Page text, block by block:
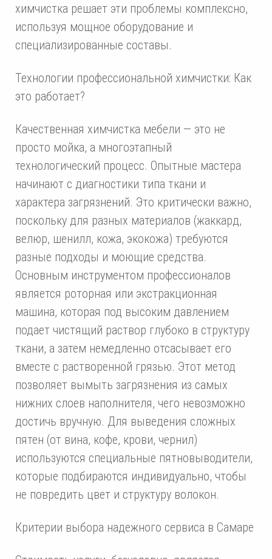
химчистка решает эти проблемы комплексно,
используя мощное оборудование и
специализированные составы.
Технологии профессиональной химчистки: Как
это работает?
Качественная химчистка мебели — это не
просто мойка, а многоэтапный
технологический процесс. Опытные мастера
начинают с диагностики типа ткани и
характера загрязнений. Это критически важно,
поскольку для разных материалов (жаккард,
велюр, шенилл, кожа, экокожа) требуются
разные подходы и моющие средства.
Основным инструментом профессионалов
является роторная или экстракционная
машина, которая под высоким давлением
подает чистящий раствор глубоко в структуру
ткани, а затем немедленно отсасывает его
вместе с растворенной грязью. Этот метод
позволяет вымыть загрязнения из самых
нижних слоев наполнителя, чего невозможно
достичь вручную. Для выведения сложных
пятен (от вина, кофе, крови, чернил)
используются специальные пятновыводители,
которые подбираются индивидуально, чтобы
не повредить цвет и структуру волокон.
Критерии выбора надежного сервиса в Самаре